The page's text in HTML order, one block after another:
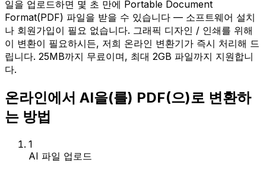
일을 업로드하면 몇 초 만에 Portable Document
Format(PDF) 파일을 받을 수 있습니다 — 소프트웨어 설치
나 회원가입이 필요 없습니다. 그래픽 디자인 / 인쇄를 위해
이 변환이 필요하시든, 저희 온라인 변환기가 즉시 처리해 드
립니다. 25MB까지 무료이며, 최대 2GB 파일까지 지원합니
다.
온라인에서 AI을(를) PDF(으)로 변환하
는 방법
1
AI 파일 업로드